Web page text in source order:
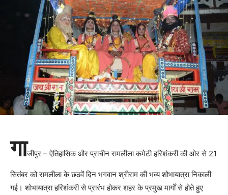
गाजीपुर – ऐतिहासिक और प्राचीन रामलीला कमेटी हरिशंकरी की ओर से 21
सितंबर को रामलीला के छठवें दिन भगवान श्रीराम की भव्य शोभायात्रा निकाली
गई। शोभायात्रा हरिशंकरी से प्रारंभ होकर शहर के प्रमुख मार्गों से होते हुए